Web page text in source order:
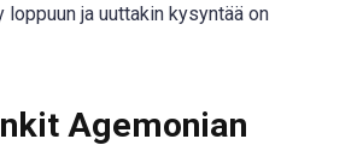
ja uuttakin kysyntää on
Agemonian